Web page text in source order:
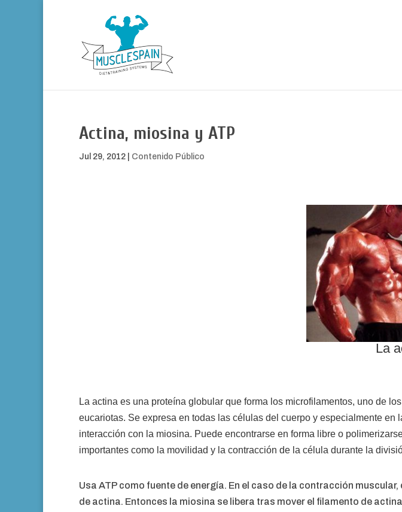
Actina, miosina y ATP
Jul 29, 2012 Contenido Público
La
La actina es una proteína globular que forma los microfilamentos, uno de
eucariotas. Se expresa en todas las células del cuerpo y especialmente
interacción con la miosina. Puede encontrarse en forma libre o
importantes como la movilidad y la contracción de la célula durante la
Usa ATP como fuente de energía. En el caso de la contracción
de actina. Entonces la miosina se libera tras mover el filamento de